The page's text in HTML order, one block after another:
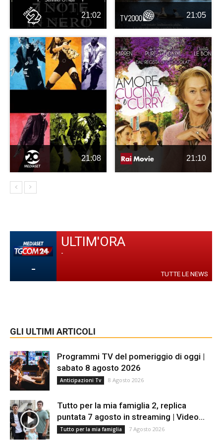
21:02 21:05
21:08 21:10
-
ULTIM'ORA
-
TUTTE LE NEWS
GLI ULTIMI ARTICOLI
Programmi TV del pomeriggio di oggi |
sabato 8 agosto 2026
Anticipazioni Tv 8 Agosto 2026
Tutto per la mia famiglia 2, replica
puntata 7 agosto in streaming | Video...
Tutto per la mia famiglia 7 Agosto 2026